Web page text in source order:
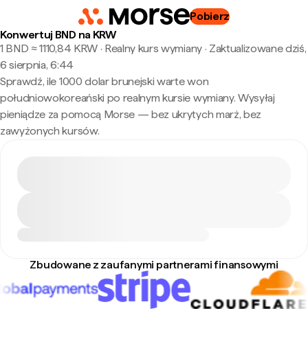
Pobierz
Konwertuj BND na KRW
1 BND ≈ 1110,84 KRW · Realny kurs wymiany· Zaktualizowane dziś,
6 sierpnia, 6:44
Sprawdź, ile 1000 dolar brunejski warte won
południowokoreański po realnym kursie wymiany. Wysyłaj
pieniądze za pomocą Morse — bez ukrytych marż, bez
zawyżonych kursów.
Zbudowane z zaufanymi partnerami finansowymi